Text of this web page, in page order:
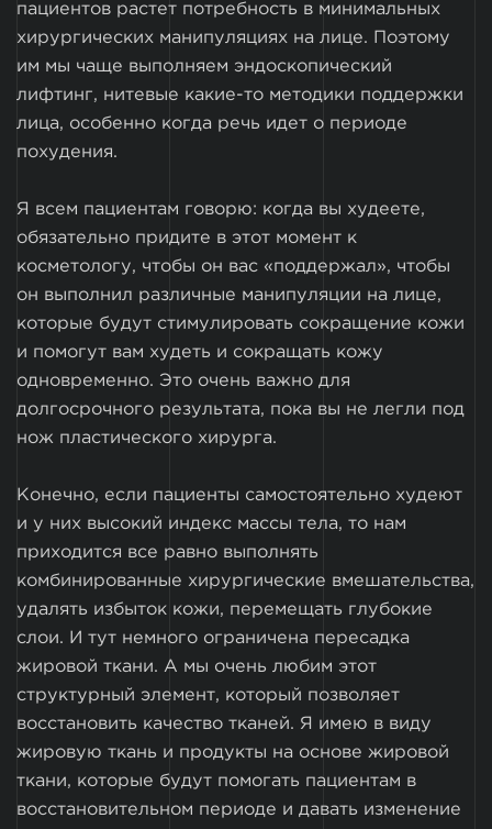
пациентов растет потребность в минимальных
хирургических манипуляциях на лице. Поэтому
им мы чаще выполняем эндоскопический
лифтинг, нитевые какие-то методики поддержки
лица, особенно когда речь идет о периоде
похудения.
Я всем пациентам говорю: когда вы худеете,
обязательно придите в этот момент к
косметологу, чтобы он вас «поддержал», чтобы
он выполнил различные манипуляции на лице,
которые будут стимулировать сокращение кожи
и помогут вам худеть и сокращать кожу
одновременно. Это очень важно для
долгосрочного результата, пока вы не легли под
нож пластического хирурга.
Конечно, если пациенты самостоятельно худеют
и у них высокий индекс массы тела, то нам
приходится все равно выполнять
комбинированные хирургические вмешательства,
удалять избыток кожи, перемещать глубокие
слои. И тут немного ограничена пересадка
жировой ткани. А мы очень любим этот
структурный элемент, который позволяет
восстановить качество тканей. Я имею в виду
жировую ткань и продукты на основе жировой
ткани, которые будут помогать пациентам в
восстановительном периоде и давать изменение